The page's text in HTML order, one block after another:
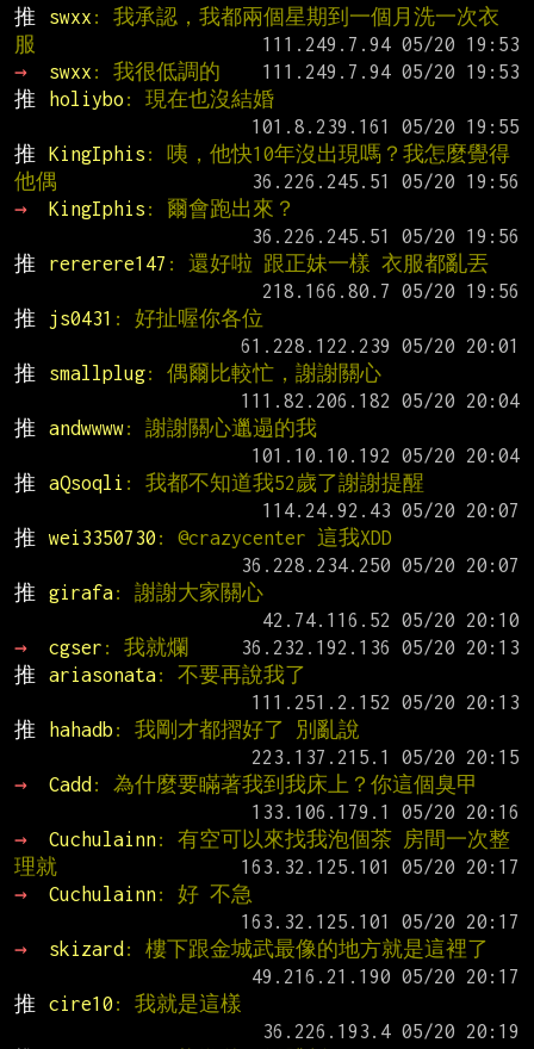
推
swxx : 我承認，我都兩個星期到一個月洗一次衣
服
→
swxx : 我很低調的
推
holiybo : 現在也沒結婚
推
KingIphis : 咦，他快10年沒出現嗎？我怎麼覺得
他偶
→
KingIphis : 爾會跑出來？
推
rererere147 : 還好啦 跟正妹一樣 衣服都亂丟
推
js0431 : 好扯喔你各位
推
smallplug: 偶爾比較忙，謝謝關心
推
andwwww: 謝謝關心邋遢的我
推
aQsoqli : 我都不知道我52歲了謝謝提醒
推
wei3350730 : @crazycenter 這我XDD
推
girafa: 謝謝大家關心
→
cgser : 我就爛
推
ariasonata: 不要再說我了
推
hahadb : 我剛才都摺好了 別亂說
→
Cadd : 為什麼要瞞著我到我床上？你這個臭甲
→
Cuchulainn: 有空可以來找我泡個茶 房間一次整
理就
→
Cuchulainn: 好 不急
→
skizard : 樓下跟金城武最像的地方就是這裡了
推
cire10 : 我就是這樣